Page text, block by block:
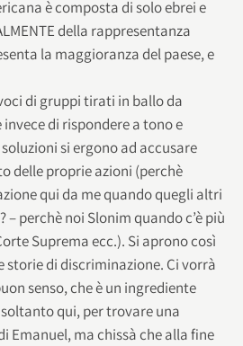
è composta di solo ebrei e
della rappresentanza
la maggioranza del paese, e
di gruppi tirati in ballo da
di rispondere a tono e
si ergono ad accusare
delle proprie azioni (perchè
qui da me quando quegli altri
perchè noi Slonim quando c’è più
Suprema ecc.). Si aprono così
di discriminazione. Ci vorrà
senso, che è un ingrediente
qui, per trovare una
Emanuel, ma chissà che alla fine